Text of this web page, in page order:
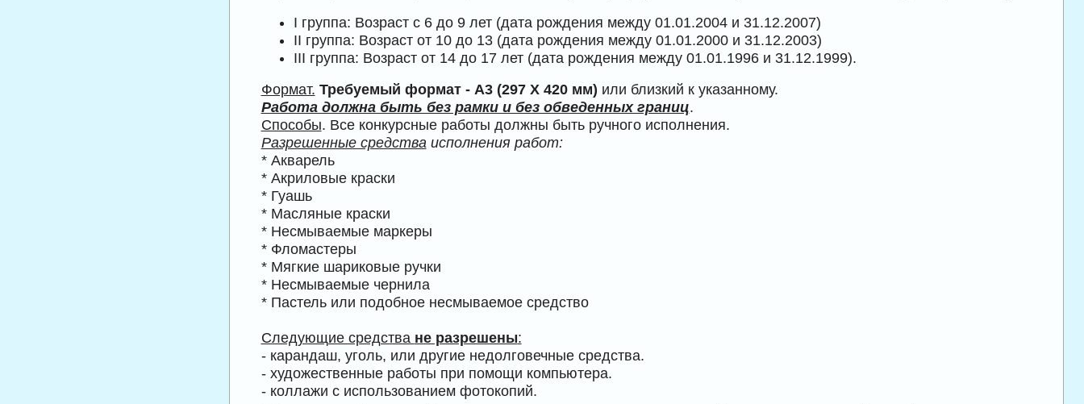
I группа: Возраст с 6 до 9 лет (дата рождения между 01.01.2004 и 31.12.2007)
II группа: Возраст от 10 до 13 (дата рождения между 01.01.2000 и 31.12.2003)
III группа: Возраст от 14 до 17 лет (дата рождения между 01.01.1996 и 31.12.1999).
Формат. Требуемый формат - А3 (297 Х 420 мм) или близкий к указанному.
Работа должна быть без рамки и без обведенных границ.
Способы. Все конкурсные работы должны быть ручного исполнения.
Разрешенные средстваисполнения работ:
* Акварель
* Акриловые краски
* Гуашь
* Масляные краски
* Несмываемые маркеры
* Фломастеры
* Мягкие шариковые ручки
* Несмываемые чернила
* Пастель или подобное несмываемое средство
Следующие средства не разрешены:
- карандаш, уголь, или другие недолговечные средства.
- художественные работы при помощи компьютера.
- коллажи с использованием фотокопий.